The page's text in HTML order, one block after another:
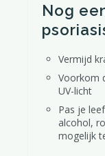
Nog
Vermijd
Voorkom
UV-licht
Pas je
alcohol,
mogelijk